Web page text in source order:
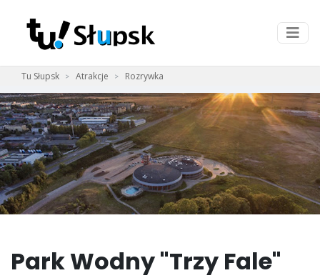
Tu Słupsk Atrakcje Rozrywka
Park Wodny "Trzy Fale"